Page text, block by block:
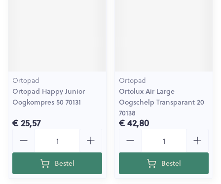
Ortopad
Ortopad Happy Junior
Oogkompres 50 70131
€ 25,57
Bestel
Ortopad
Ortolux Air Large
Oogschelp Transparant 20
70138
€ 42,80
Bestel